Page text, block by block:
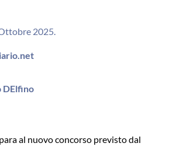
2025.
DElfino
al nuovo concorso previsto dal